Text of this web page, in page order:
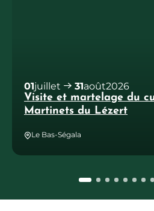
Visite et martelage du
Martinets du Lézert
01juillet 31août2026
Le Bas-Ségala